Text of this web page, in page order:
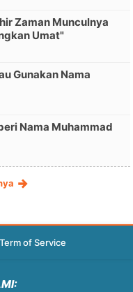
Zaman Munculnya
Umat"
Gunakan Nama
Nama Muhammad
Term of Service